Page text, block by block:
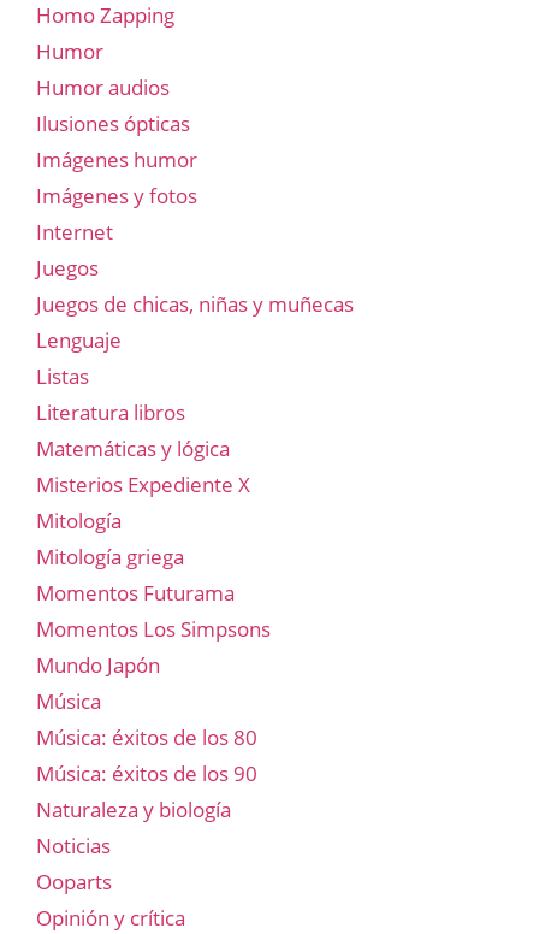
Homo Zapping
Humor
Humor audios
Ilusiones ópticas
Imágenes humor
Imágenes y fotos
Internet
Juegos
Juegos de chicas, niñas y muñecas
Lenguaje
Listas
Literatura libros
Matemáticas y lógica
Misterios Expediente X
Mitología
Mitología griega
Momentos Futurama
Momentos Los Simpsons
Mundo Japón
Música
Música: éxitos de los 80
Música: éxitos de los 90
Naturaleza y biología
Noticias
Ooparts
Opinión y crítica